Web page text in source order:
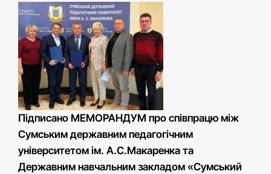
Підписано МЕМОРАНДУМ про співпрацю між
Сумським державним педагогічним
університетом ім. А.С.Макаренка та
Державним навчальним закладом «Сумський